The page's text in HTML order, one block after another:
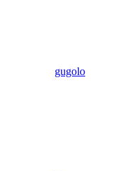
gugolo